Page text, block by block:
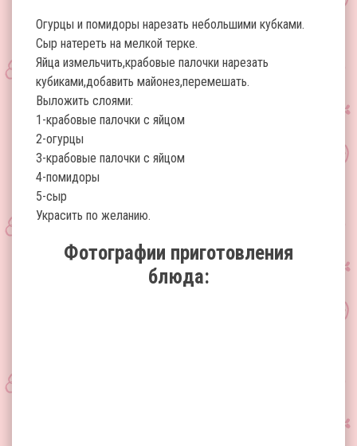
Огурцы и помидоры нарезать небольшими кубками.
Сыр натереть на мелкой терке.
Яйца измельчить,крабовые палочки нарезать
кубиками,добавить майонез,перемешать.
Выложить слоями:
1-крабовые палочки с яйцом
2-огурцы
3-крабовые палочки с яйцом
4-помидоры
5-сыр
Украсить по желанию.
Фотографии приготовления
блюда: